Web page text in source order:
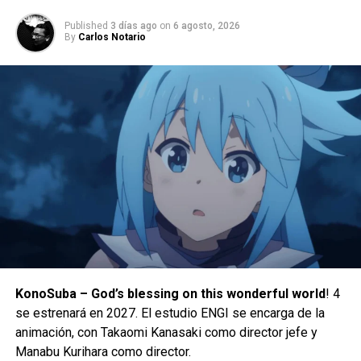
Además, para celebrar el hito de los 100 millones de
descargas, KONAMI ha agregado el Paquete Elemental
Published 3 días ago on 6 agosto, 2026
By Carlos Notario
KonoSuba – God’s blessing on this wonderful world! 4
se estrenará en 2027. El estudio ENGI se encarga de la
animación, con Takaomi Kanasaki como director jefe y
Manabu Kurihara como director.